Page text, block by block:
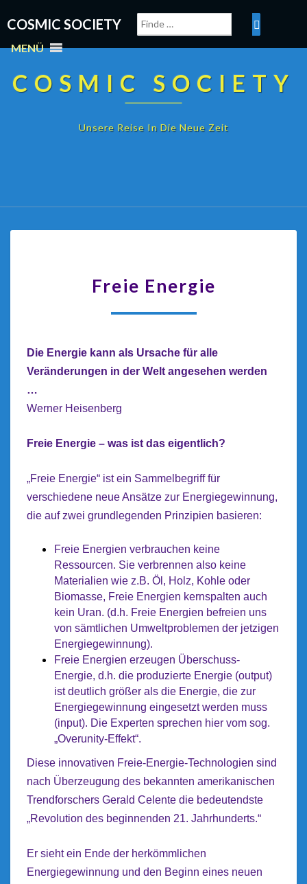
COSMIC SOCIETY
MENÜ
COSMIC SOCIETY
Unsere Reise In Die Neue Zeit
Freie Energie
Die Energie kann als Ursache für alle
Veränderungen in der Welt angesehen werden
…
Werner Heisenberg
Freie Energie – was ist das eigentlich?
„Freie Energie“ ist ein Sammelbegriff für
verschiedene neue Ansätze zur Energiegewinnung,
die auf zwei grundlegenden Prinzipien basieren:
Freie Energien verbrauchen keine
Ressourcen. Sie verbrennen also keine
Materialien wie z.B. Öl, Holz, Kohle oder
Biomasse, Freie Energien kernspalten auch
kein Uran. (d.h. Freie Energien befreien uns
von sämtlichen Umweltproblemen der jetzigen
Energiegewinnung).
Freie Energien erzeugen Überschuss-
Energie, d.h. die produzierte Energie (output)
ist deutlich größer als die Energie, die zur
Energiegewinnung eingesetzt werden muss
(input). Die Experten sprechen hier vom sog.
„Overunity-Effekt“.
Diese innovativen Freie-Energie-Technologien sind
nach Überzeugung des bekannten amerikanischen
Trendforschers Gerald Celente die bedeutendste
„Revolution des beginnenden 21. Jahrhunderts.“
Er sieht ein Ende der herkömmlichen
Energiegewinnung und den Beginn eines neuen